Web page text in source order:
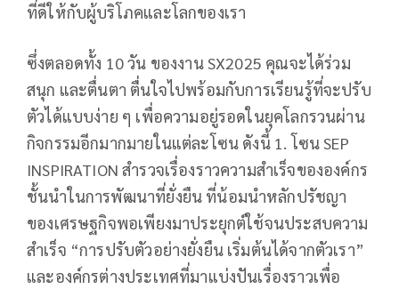
ที่ดีให้กับผู้บริโภคและโลกของเรา
ซึ่งตลอดทั้ง 10 วัน ของงาน SX2025 คุณจะได้ร่วม
สนุก และตื่นตา ตื่นใจไปพร้อมกับการเรียนรู้ที่จะปรับ
ตัวได้แบบง่าย ๆ เพื่อความอยู่รอดในยุคโลกรวนผ่าน
กิจกรรมอีกมากมายในแต่ละโซน ดังนี้ 1. โซน SEP
INSPIRATION สำรวจเรื่องราวความสำเร็จขององค์กร
ชั้นนำในการพัฒนาที่ยั่งยืน ที่น้อมนำหลักปรัชญา
ของเศรษฐกิจพอเพียงมาประยุกต์ใช้จนประสบความ
สำเร็จ “การปรับตัวอย่างยั่งยืน เริ่มต้นได้จากตัวเรา”
และองค์กรต่างประเทศที่มาแบ่งปันเรื่องราวเพื่อ